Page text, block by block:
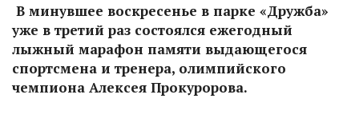
В минувшее воскресенье в парке «Дружба»
уже в третий раз состоялся ежегодный
лыжный марафон памяти выдающегося
спортсмена и тренера, олимпийского
чемпиона Алексея Прокуророва.